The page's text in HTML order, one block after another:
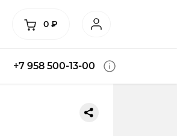
0 ₽
+7 958 500-13-00